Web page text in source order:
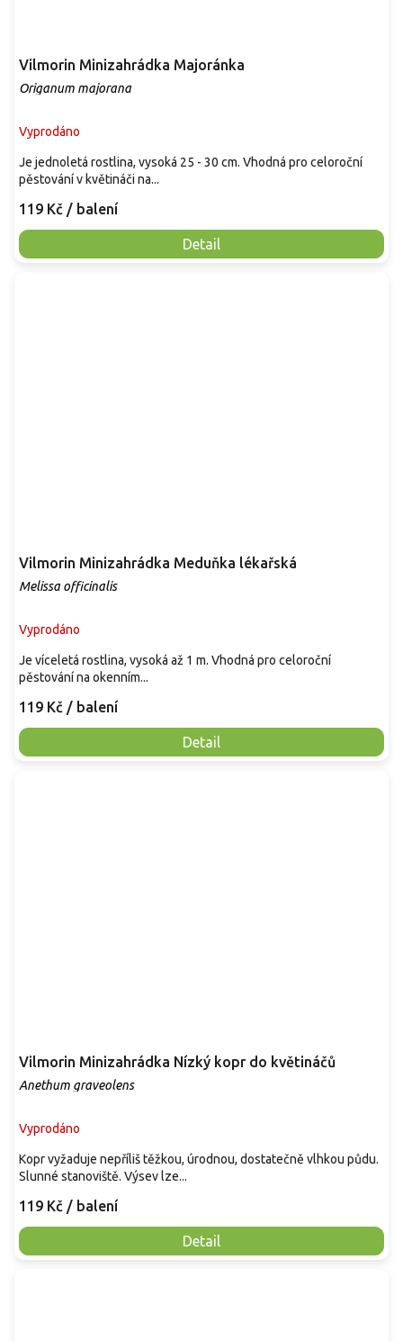
Vilmorin Minizahrádka Majoránka
Origanum majorana
Vyprodáno
119 Kč / balení
Detail
Je jednoletá rostlina, vysoká 25 - 30 cm. Vhodná pro celoroční
pěstování v květináči na...
Vilmorin Minizahrádka Meduňka lékařská
Melissa officinalis
Vyprodáno
119 Kč / balení
Detail
Je víceletá rostlina, vysoká až 1 m. Vhodná pro celoroční
pěstování na okenním...
Vilmorin Minizahrádka Nízký kopr do květináčů
Anethum graveolens
Vyprodáno
119 Kč / balení
Detail
Kopr vyžaduje nepříliš těžkou, úrodnou, dostatečně vlhkou půdu.
Slunné stanoviště. Výsev lze...